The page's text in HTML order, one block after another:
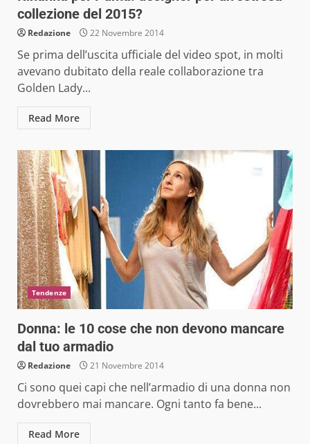
collezione del 2015?
Redazione 22 Novembre 2014
Se prima dell’uscita ufficiale del video spot, in molti
avevano dubitato della reale collaborazione tra
Golden Lady...
Read More
Tendenze
Donna: le 10 cose che non devono mancare
dal tuo armadio
Redazione 21 Novembre 2014
Ci sono quei capi che nell’armadio di una donna non
dovrebbero mai mancare. Ogni tanto fa bene...
Read More